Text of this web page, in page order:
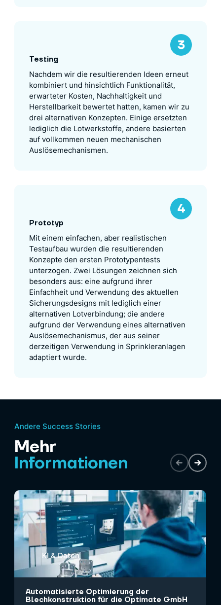
Testing
Nachdem wir die resultierenden Ideen erneut
kombiniert und hinsichtlich Funktionalität,
erwarteter Kosten, Nachhaltigkeit und
Herstellbarkeit bewertet hatten, kamen wir zu
drei alternativen Konzepten. Einige ersetzten
lediglich die Lotwerkstoffe, andere basierten
auf vollkommen neuen mechanischen
Auslösemechanismen.
Prototyp
Mit einem einfachen, aber realistischen
Testaufbau wurden die resultierenden
Konzepte den ersten Prototypentests
unterzogen. Zwei Lösungen zeichnen sich
besonders aus: eine aufgrund ihrer
Einfachheit und Verwendung des aktuellen
Sicherungsdesigns mit lediglich einer
alternativen Lotverbindung; die andere
aufgrund der Verwendung eines alternativen
Auslösemechanismus, der aus seiner
derzeitigen Verwendung in Sprinkleranlagen
adaptiert wurde.
Andere Success Stories
Mehr
Informationen
KI & Daten
Automatisierte Optimierung der
Blechkonstruktion für die Optimate GmbH